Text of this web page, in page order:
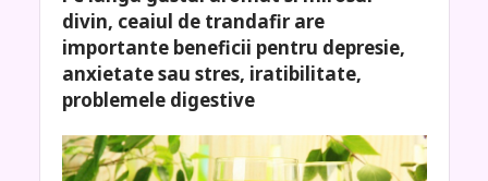
divin, ceaiul de trandafir are
importante beneficii pentru depresie,
anxietate sau stres, iratibilitate,
problemele digestive